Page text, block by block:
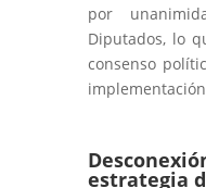
por
Diputados, lo
consenso
estrategia